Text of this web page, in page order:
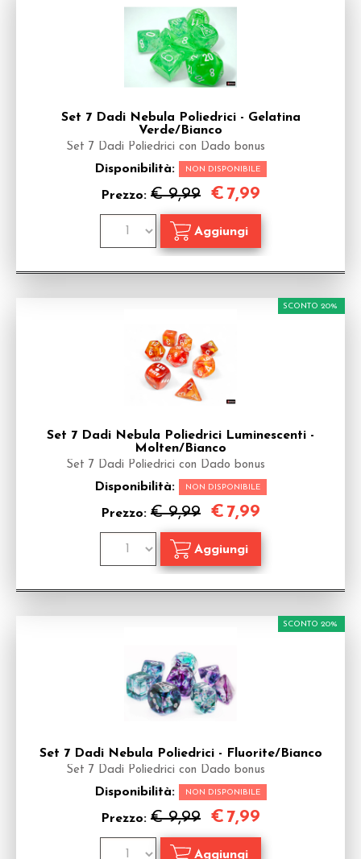
Set 7 Dadi Nebula Poliedrici - Gelatina
Verde/Bianco
Set 7 Dadi Poliedrici con Dado bonus
Disponibilità: NON DISPONIBILE
Prezzo: € 9,99 € 7,99
Set 7 Dadi Nebula Poliedrici Luminescenti -
Molten/Bianco
Set 7 Dadi Poliedrici con Dado bonus
Disponibilità: NON DISPONIBILE
Prezzo: € 9,99
SCONTO 20%
€ 7,99
Set 7 Dadi Nebula Poliedrici - Fluorite/Bianco
Set 7 Dadi Poliedrici con Dado bonus
Disponibilità: NON DISPONIBILE
Prezzo: € 9,99
SCONTO 20%
€ 7,99